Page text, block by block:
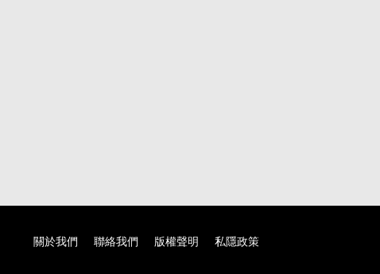
關於我們 聯絡我們 版權聲明 私隱政策